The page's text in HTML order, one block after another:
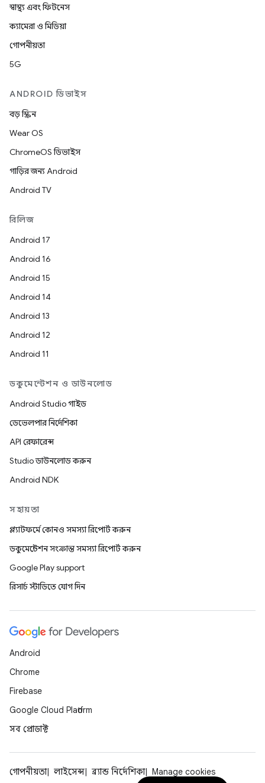
স্বাস্থ্য এবং ফিটনেস
ক্যামেরা ও মিডিয়া
গোপনীয়তা
5G
ANDROID ডিভাইস
বড় স্ক্রিন
Wear OS
ChromeOS ডিভাইস
গাড়ির জন্য Android
Android TV
রিলিজ
Android 17
Android 16
Android 15
Android 14
Android 13
Android 12
Android 11
ডকুমেন্টেশন ও ডাউনলোড
Android Studio গাইড
ডেভেলপার নির্দেশিকা
API রেফারেন্স
Studio ডাউনলোড করুন
Android NDK
সহায়তা
প্ল্যাটফর্মে কোনও সমস্যা রিপোর্ট করুন
ডকুমেন্টেশন সংক্রান্ত সমস্যা রিপোর্ট করুন
Google Play support
রিসার্চ স্টাডিতে যোগ দিন
Android
Chrome
Firebase
Google Cloud Platform
সব প্রোডাক্ট
গোপনীয়তা লাইসেন্স ব্র্যান্ড নির্দেশিকা Manage cookies